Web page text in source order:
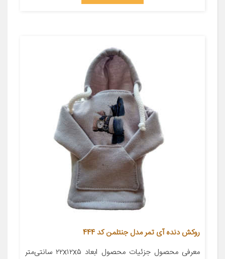
روکش دنده آی تمر مدل جنتلمن کد 444
معرفی محصول جزئیات محصول ابعاد ۲۲x۱۲x۵ سانتی‌متر